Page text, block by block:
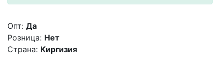
Опт: Да
Розница: Нет
Страна: Киргизия